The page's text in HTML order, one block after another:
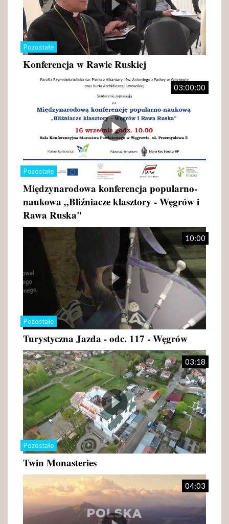
Pozostałe
Konferencja w Rawie Ruskiej
Pozostałe
03:00:00
Międzynarodowa konferencja popularno-
naukowa „Bliźniacze klasztory - Węgrów i
Rawa Ruska"
Pozostałe
10:00
Turystyczna Jazda - odc. 117 - Węgrów
Pozostałe
03:18
Twin Monasteries
04:03